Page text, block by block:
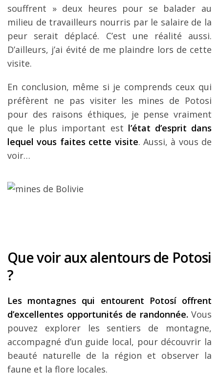
souffrent » deux heures pour se balader au
milieu de travailleurs nourris par le salaire de la
peur serait déplacé. C’est une réalité aussi.
D’ailleurs, j’ai évité de me plaindre lors de cette
visite.
En conclusion, même si je comprends ceux qui
préfèrent ne pas visiter les mines de Potosi
pour des raisons éthiques, je pense vraiment
que le plus important est l’état d’esprit dans
lequel vous faites cette visite. Aussi, à vous de
voir…
Que voir aux alentours de Potosi
?
Les montagnes qui entourent Potosí offrent
d’excellentes opportunités de randonnée. Vous
pouvez explorer les sentiers de montagne,
accompagné d’un guide local, pour découvrir la
beauté naturelle de la région et observer la
faune et la flore locales.